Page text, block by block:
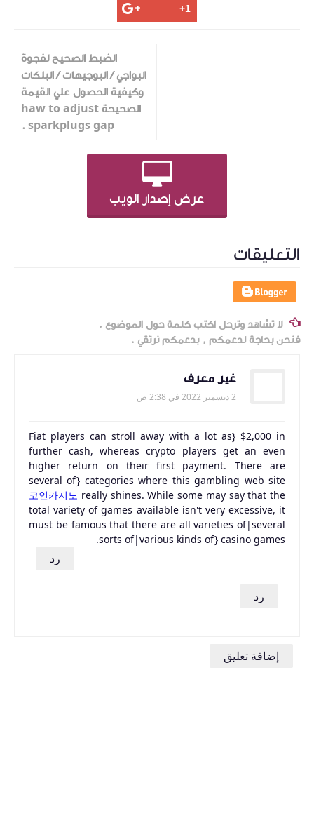
الضبط الصحيح لفجوة
البواجي / البوجيهات / البلكات
وكيفية الحصول علي القيمة
الصحيحة haw to adjust
sparkplugs gap .
عرض إصدار الويب
التعليقات
لا تشاهد وترحل اكتب كلمة حول الموضوع .
فنحن بحاجة لدعمكم , بدعمكم نرتقي .
غير معرف
2 ديسمبر 2022 في 2:38 ص
Fiat players can stroll away with a lot as} $2,000 in
further cash, whereas crypto players get an even
higher return on their first payment. There are
several of} categories where this gambling web site
코인카지노 really shines. While some may say that the
total variety of games available isn't very excessive, it
must be famous that there are all varieties of|several
sorts of|various kinds of} casino games.
رد
رد
إضافة تعليق